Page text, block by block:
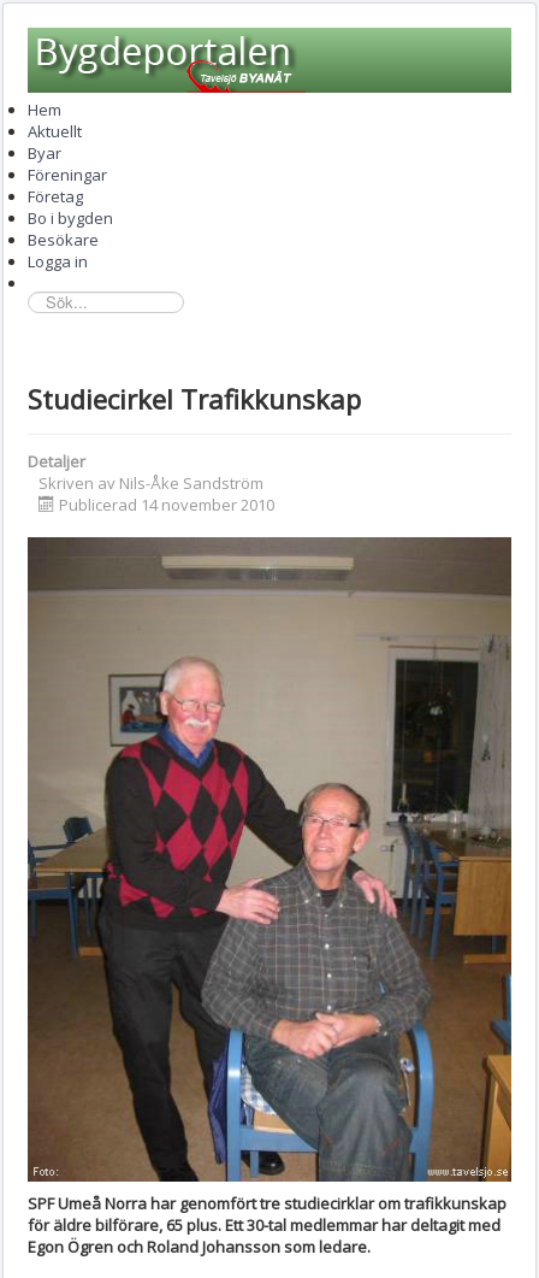
Hem
Aktuellt
Byar
Föreningar
Företag
Bo i bygden
Besökare
Logga in
sök...
Studiecirkel Trafikkunskap
Detaljer
Skriven av Nils-Åke Sandström
Publicerad 14 november 2010
SPF Umeå Norra har genomfört tre studiecirklar om trafikkunskap
för äldre bilförare, 65 plus. Ett 30-tal medlemmar har deltagit med
Egon Ögren och Roland Johansson som ledare.